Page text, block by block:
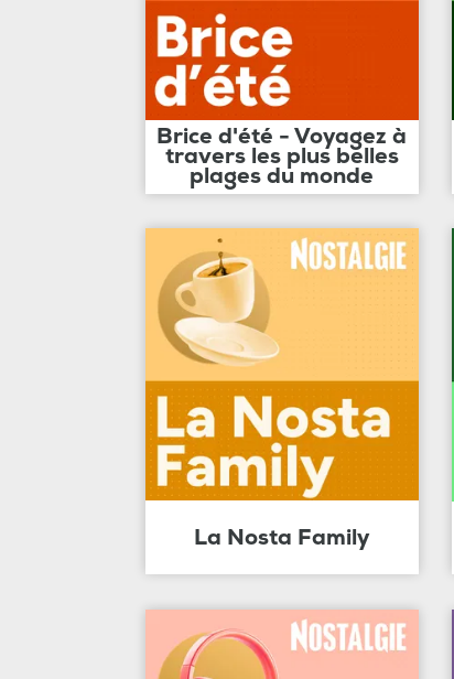
Brice d'été - Voyagez à
travers les plus belles
plages du monde
La Nosta Family